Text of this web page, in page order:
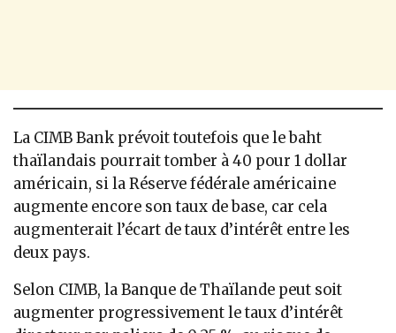
La CIMB Bank prévoit toutefois que le baht
thaïlandais pourrait tomber à 40 pour 1 dollar
américain, si la Réserve fédérale américaine
augmente encore son taux de base, car cela
augmenterait l’écart de taux d’intérêt entre les
deux pays.
Selon CIMB, la Banque de Thaïlande peut soit
augmenter progressivement le taux d’intérêt